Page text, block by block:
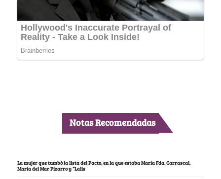
Notas Recomendadas
La mujer que tumbó la lista del Pacto, en la que estaba María Fda. Carrascal,
María del Mar Pizarro y “Lalis